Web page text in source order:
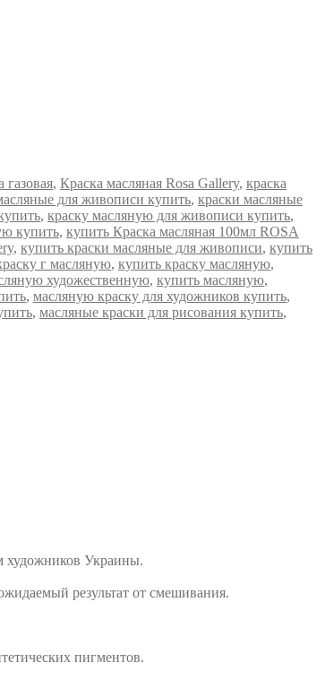
, Краска масляная Rosa Gallery, краска
для живописи купить, краски масляные
, краску масляную для живописи купить,
купить, купить Краска масляная 100мл ROSA
, купить краски масляные для живописи, купить
г масляную, купить краску масляную,
художественную, купить масляную,
, масляную краску для художников купить,
, масляные краски для рисования купить,
художников Украины.
результат от смешивания.
пигментов.